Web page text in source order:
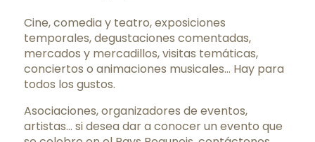
Cine, comedia y teatro, exposiciones
temporales, degustaciones comentadas,
mercados y mercadillos, visitas temáticas,
conciertos o animaciones musicales… Hay para
todos los gustos.
Asociaciones, organizadores de eventos,
artistas… si desea dar a conocer un evento que